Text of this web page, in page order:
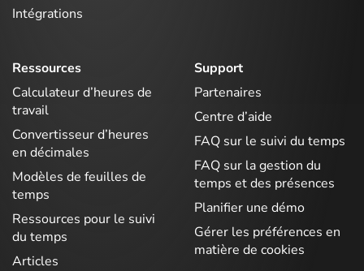
Intégrations
Ressources
Calculateur d’heures de
travail
Convertisseur d’heures
en décimales
Modèles de feuilles de
temps
Ressources pour le suivi
du temps
Articles
Support
Partenaires
Centre d’aide
FAQ sur le suivi du temps
FAQ sur la gestion du
temps et des présences
Planifier une démo
Gérer les préférences en
matière de cookies